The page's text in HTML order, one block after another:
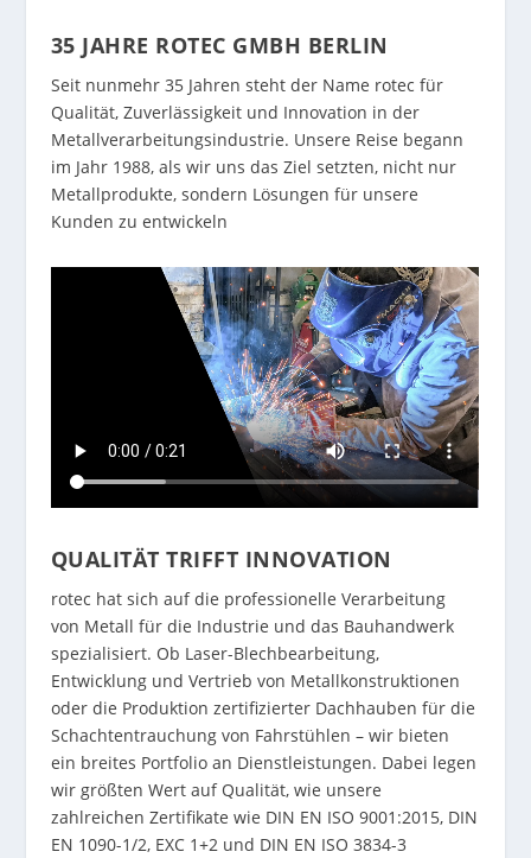
35 JAHRE ROTEC GMBH BERLIN
Seit nunmehr 35 Jahren steht der Name rotec für
Qualität, Zuverlässigkeit und Innovation in der
Metallverarbeitungsindustrie. Unsere Reise begann
im Jahr 1988, als wir uns das Ziel setzten, nicht nur
Metallprodukte, sondern Lösungen für unsere
Kunden zu entwickeln
QUALITÄT TRIFFT INNOVATION
rotec hat sich auf die professionelle Verarbeitung
von Metall für die Industrie und das Bauhandwerk
spezialisiert. Ob Laser-Blechbearbeitung,
Entwicklung und Vertrieb von Metallkonstruktionen
oder die Produktion zertifizierter Dachhauben für die
Schachtentrauchung von Fahrstühlen – wir bieten
ein breites Portfolio an Dienstleistungen. Dabei legen
wir größten Wert auf Qualität, wie unsere
zahlreichen Zertifikate wie DIN EN ISO 9001:2015, DIN
EN 1090-1/2, EXC 1+2 und DIN EN ISO 3834-3